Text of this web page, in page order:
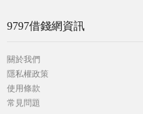
9797借錢網資訊
關於我們
隱私權政策
使用條款
常見問題